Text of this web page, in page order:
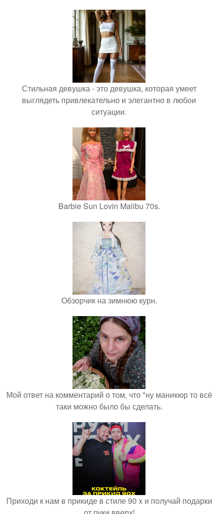
Стильная девушка - это девушка, которая умеет
выглядеть привлекательно и элегантно в любои
ситуации.
Barbie Sun Lovin Malibu 70s.
Обзорчик на зимнюю курн.
Мой ответ на комментарий о том, что "ну маникюр то всё
таки можно было бы сделать.
Приходи к нам в прикиде в стиле 90 х и получай подарки